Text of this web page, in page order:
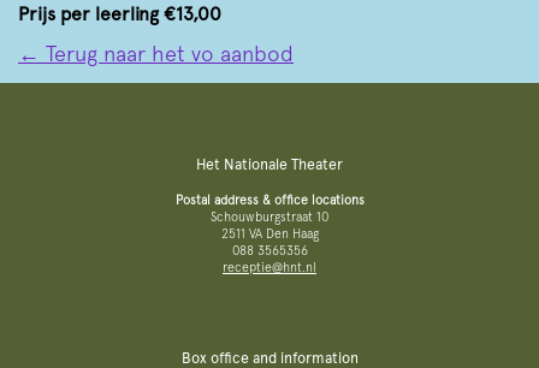
Prijs per leerling €13,00
← Terug naar het vo aanbod
Het Nationale Theater
Postal address & office locations
Schouwburgstraat 10
2511 VA Den Haag
088 3565356
receptie@hnt.nl
Box office and information